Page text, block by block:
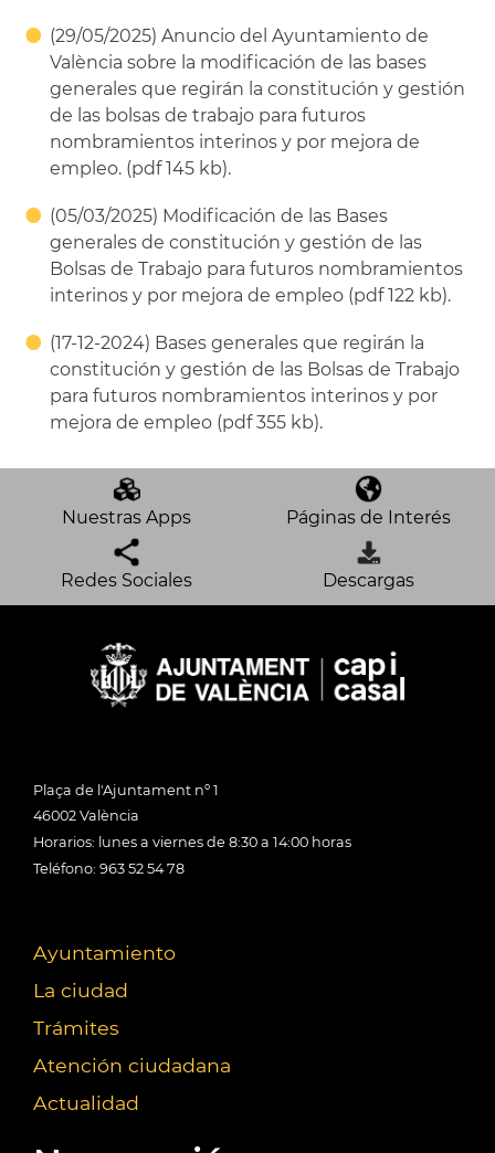
(29/05/2025) Anuncio del Ayuntamiento de
València sobre la modificación de las bases
generales que regirán la constitución y gestión
de las bolsas de trabajo para futuros
nombramientos interinos y por mejora de
empleo. (pdf 145 kb).
(05/03/2025) Modificación de las Bases
generales de constitución y gestión de las
Bolsas de Trabajo para futuros nombramientos
interinos y por mejora de empleo (pdf 122 kb).
(17-12-2024) Bases generales que regirán la
constitución y gestión de las Bolsas de Trabajo
para futuros nombramientos interinos y por
mejora de empleo (pdf 355 kb).
Nuestras Apps Páginas de Interés
Redes Sociales Descargas
Plaça de l'Ajuntament nº 1
46002 València
Horarios: lunes a viernes de 8:30 a 14:00 horas
Teléfono: 963 52 54 78
Ayuntamiento
La ciudad
Trámites
Atención ciudadana
Actualidad